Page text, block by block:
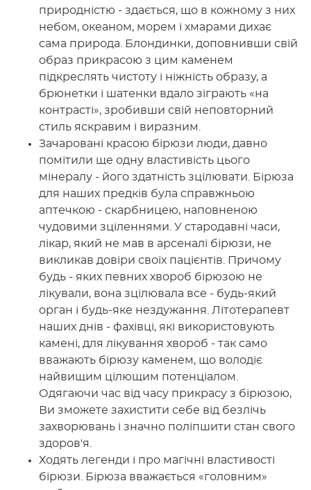
природністю - здається, що в кожному з них
небом, океаном, морем і хмарами дихає
сама природа. Блондинки, доповнивши свій
образ прикрасою з цим каменем
підкреслять чистоту і ніжність образу, а
брюнетки і шатенки вдало зіграють «на
контрасті», зробивши свій неповторний
стиль яскравим і виразним.
Зачаровані красою бірюзи люди, давно
помітили ще одну властивість цього
мінералу - його здатність зцілювати. Бірюза
для наших предків була справжньою
аптечкою - скарбницею, наповненою
чудовими зціленнями. У стародавні часи,
лікар, який не мав в арсеналі бірюзи, не
викликав довіри своїх пацієнтів. Причому
будь - яких певних хвороб бірюзою не
лікували, вона зцілювала все - будь-який
орган і будь-яке нездужання. Літотерапевт
наших днів - фахівці, які використовують
камені, для лікування хвороб - так само
вважають бірюзу каменем, що володіє
найвищим цілющим потенціалом.
Одягаючи час від часу прикрасу з бірюзою,
Ви зможете захистити себе від безлічь
захворювань і значно поліпшити стан свого
здоров'я.
Ходять легенди і про магічні властивості
бірюзи. Бірюза вважається «головним»